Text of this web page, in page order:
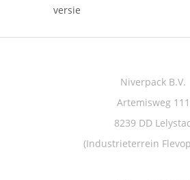
versie
Niverpack B.V.
Artemisweg 111
8239 DD
(Industrieterrein